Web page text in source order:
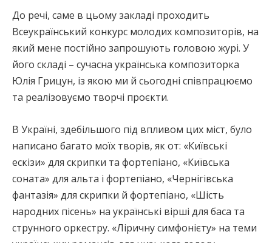
До речі, саме в цьому закладі проходить
Всеукраїнський конкурс молодих композиторів, на
який мене постійно запрошують головою журі. У
його складі – сучасна українська композиторка
Юлія Грицун, із якою ми й сьогодні співпрацюємо
та реалізовуємо творчі проєкти.
В Україні, здебільшого під впливом цих міст, було
написано багато моїх творів, як от: «Київські
ескізи» для скрипки та фортепіано, «Київська
соната» для альта і фортепіано, «Чернігівська
фантазія» для скрипки й фортепіано, «Шість
народних пісень» на українські вірші для баса та
струнного оркестру. «Ліричну симфонієту» на теми